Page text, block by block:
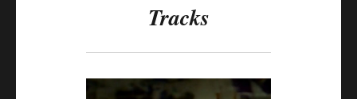
Tracks